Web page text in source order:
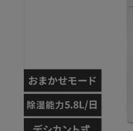
※ご確認ください